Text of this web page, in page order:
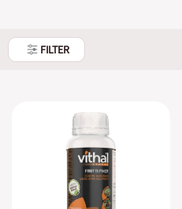
FILTER